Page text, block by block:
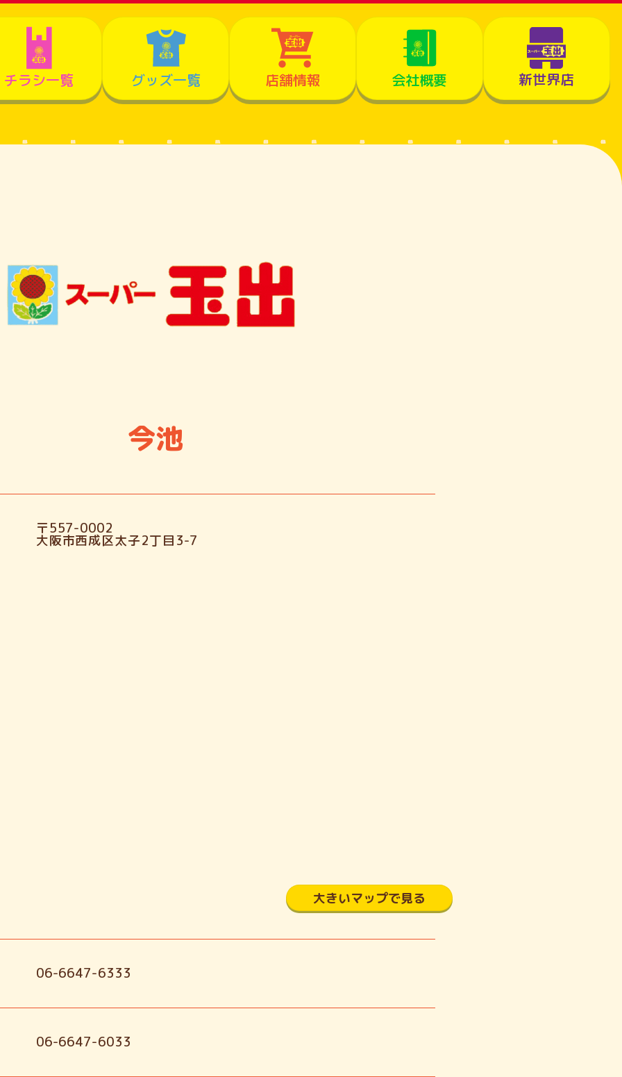
チラシ一覧 グッズ一覧 店舗情報 会社概要 新世界店
今池
〒557-0002
大阪市西成区太子2丁目3-7
大きいマップで見る
06-6647-6333
06-6647-6033